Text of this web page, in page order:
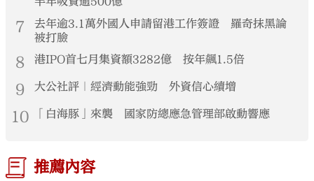
7
去年逾3.1萬外國人申請留港工作簽證 羅奇抹黑論
被打臉
8 港IPO首七月集資額3282億 按年飆1.5倍
9 大公社評｜經濟動能強勁 外資信心續增
10 「白海豚」來襲 國家防總應急管理部啟動響應
推薦內容